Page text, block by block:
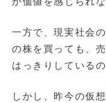
一方で、現実社会
の株を買っても、
はっきりしている
しかし、昨今の仮